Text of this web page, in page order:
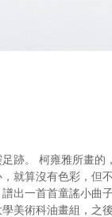
跡。 柯雍雅所畫的
就算沒有色彩，但
出一首首童謠小曲
美術科油畫組，之